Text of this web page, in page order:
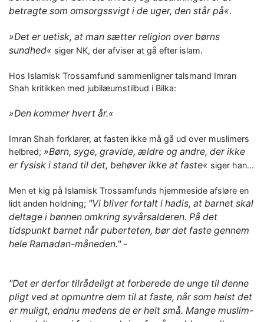
betragte som omsorgssvigt i de uger, den står på«.
»Det er uetisk, at man sætter religion over børns
sundhed« siger NK, der afviser at gå efter islam.
Hos Islamisk Trossamfund sammenligner talsmand Imran
Shah kritikken med jubilæumstilbud i Bilka:
»Den kommer hvert år.«
Imran Shah forklarer, at fasten ikke må gå ud over muslimers
helbred; »Børn, syge, gravide, ældre og andre, der ikke
er fysisk i stand til det, behøver ikke at faste« siger han...
Men et kig på Islamisk Trossamfunds hjemmeside afsløre en
lidt anden holdning; "Vi bliver fortalt i hadis, at barnet skal
deltage i bønnen omkring syvårsalderen. På det
tidspunkt barnet når puberteten, bør det faste gennem
hele Ramadan-måneden." -
"Det er derfor tilrådeligt at forberede de unge til denne
pligt ved at opmuntre dem til at faste, når som helst det
er muligt, endnu medens de er helt små. Mange muslim-